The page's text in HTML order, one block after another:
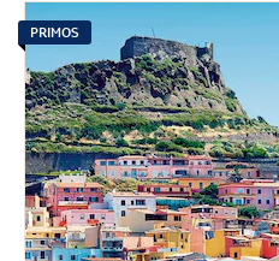
PRIMOS